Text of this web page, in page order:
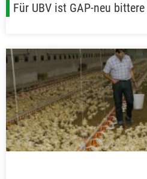
Für UBV ist GAP-neu